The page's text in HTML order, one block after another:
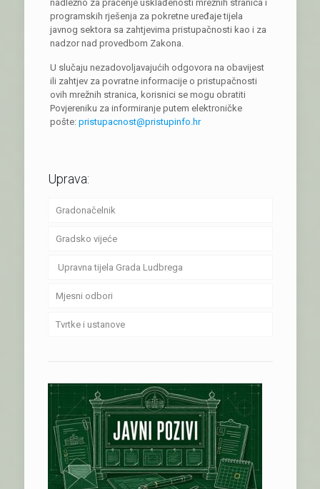
nadležno za praćenje usklađenosti mrežnih stranica i
programskih rješenja za pokretne uređaje tijela
javnog sektora sa zahtjevima pristupačnosti kao i za
nadzor nad provedbom Zakona.
U slučaju nezadovoljavajućih odgovora na obavijest
ili zahtjev za povratne informacije o pristupačnosti
ovih mrežnih stranica, korisnici se mogu obratiti
Povjereniku za informiranje putem elektroničke
pošte: pristupacnost@pristupinfo.hr
Uprava:
Gradonačelnik
Gradsko vijeće
Upravna tijela Grada Ludbrega
Mjesni odbori
Tvrtke i ustanove